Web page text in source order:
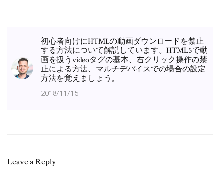
初心者向けにHTMLの動画ダウンロードを禁止
する方法について解説しています。HTML5で動
画を扱うvideoタグの基本、右クリック操作の禁
止による方法、マルチデバイスでの場合の設定
方法を覚えましょう。
2018/11/15
Leave a Reply